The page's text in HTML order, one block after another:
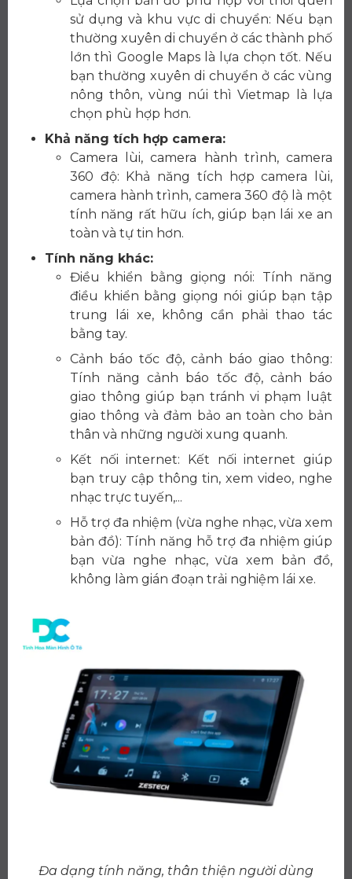
sử dụng và khu vực di chuyển: Nếu bạn
thường xuyên di chuyển ở các thành phố
lớn thì Google Maps là lựa chọn tốt. Nếu
bạn thường xuyên di chuyển ở các vùng
nông thôn, vùng núi thì Vietmap là lựa
chọn phù hợp hơn.
Khả năng tích hợp camera:
Camera lùi, camera hành trình, camera
360 độ: Khả năng tích hợp camera lùi,
camera hành trình, camera 360 độ là một
tính năng rất hữu ích, giúp bạn lái xe an
toàn và tự tin hơn.
Tính năng khác:
Điều khiển bằng giọng nói: Tính năng
điều khiển bằng giọng nói giúp bạn tập
trung lái xe, không cần phải thao tác
bằng tay.
Cảnh báo tốc độ, cảnh báo giao thông:
Tính năng cảnh báo tốc độ, cảnh báo
giao thông giúp bạn tránh vi phạm luật
giao thông và đảm bảo an toàn cho bản
thân và những người xung quanh.
Kết nối internet: Kết nối internet giúp
bạn truy cập thông tin, xem video, nghe
nhạc trực tuyến,...
Hỗ trợ đa nhiệm (vừa nghe nhạc, vừa xem
bản đồ): Tính năng hỗ trợ đa nhiệm giúp
bạn vừa nghe nhạc, vừa xem bản đồ,
không làm gián đoạn trải nghiệm lái xe.
Đa dạng tính năng, thân thiện người dùng